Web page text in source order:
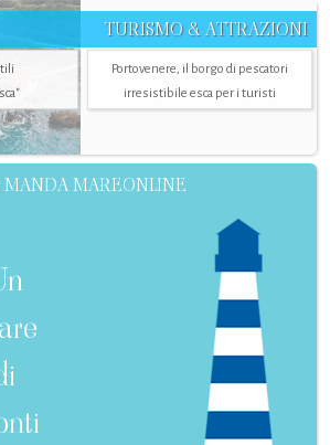
TURISMO & ATTRAZIONI
Portovenere, il borgo di pescatori
irresistibile esca per i turisti
MAREONLINE